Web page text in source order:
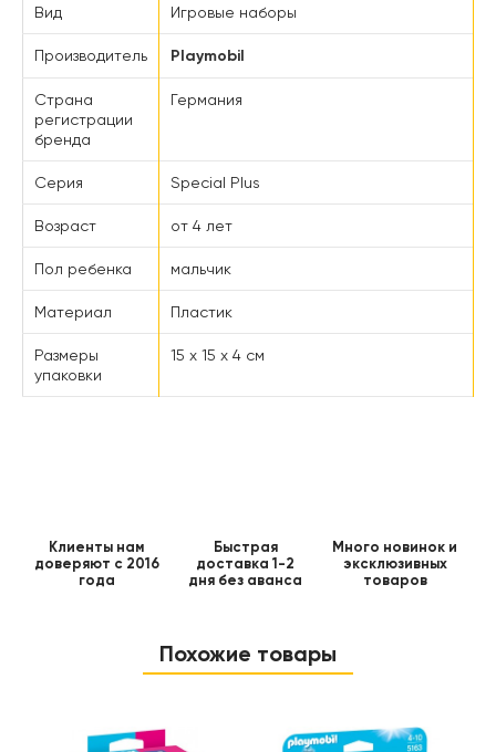
Вид Игровые наборы
Производитель Playmobil
Страна
регистрации
бренда
Германия
Серия Special Plus
Возраст от 4 лет
Пол ребенка мальчик
Материал Пластик
Размеры
упаковки
15 x 15 x 4 см
Клиенты нам
доверяют с 2016
года
Быстрая
доставка 1-2
дня без аванса
Много новинок и
эксклюзивных
товаров
Похожие товары